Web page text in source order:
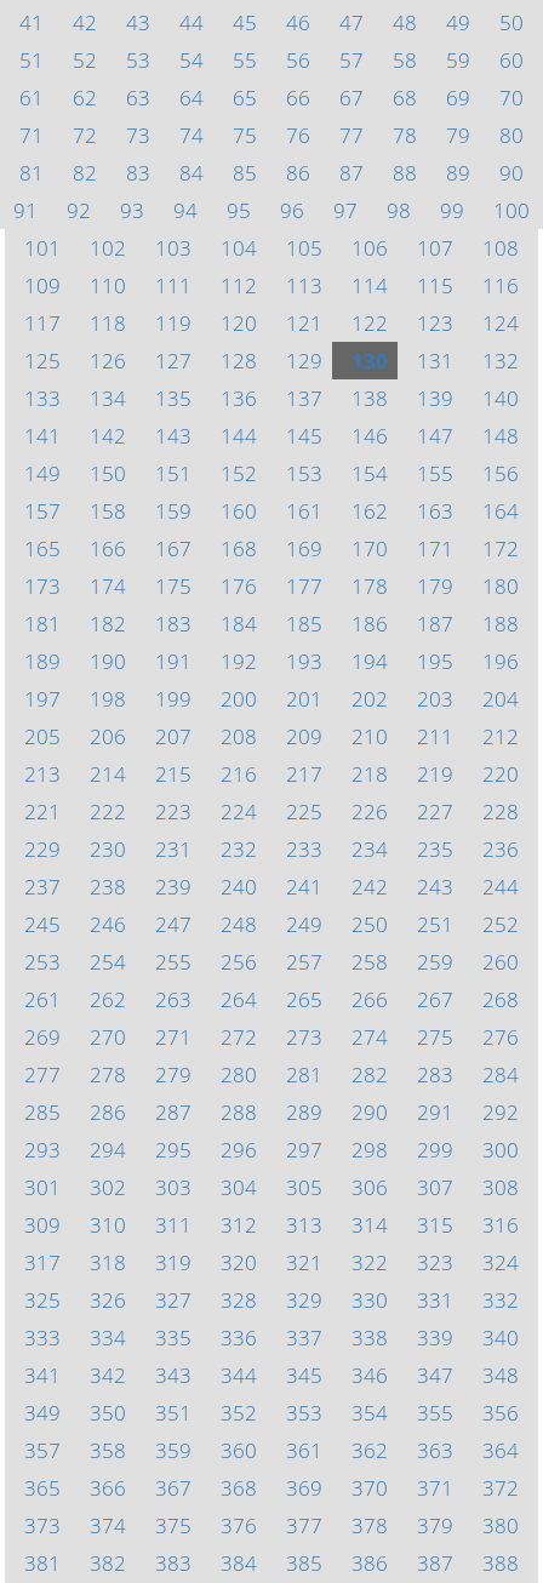
41
42 43 44 45 46 47 48 49
50
51
52 53 54 55 56 57 58 59
60
61
62 63 64 65 66 67 68 69
70
71
72 73 74 75 76 77 78 79
80
81
82 83 84 85 86 87 88 89
90
91
92 93 94 95 96 97 98 99
100
101
102 103 104 105 106 107
108
109
110 111 112 113 114 115
116
117
118 119 120 121 122 123
124
125
126 127 128 129 130 131
132
133
134 135 136 137 138 139
140
141
142 143 144 145 146 147
148
149
150 151 152 153 154 155
156
157
158 159 160 161 162 163
164
165
166 167 168 169 170 171
172
173
174 175 176 177 178 179
180
181
182 183 184 185 186 187
188
189
190 191 192 193 194 195
196
197
198 199 200 201 202 203
204
205
206 207 208 209 210 211
212
213
214 215 216 217 218 219
220
221
222 223 224 225 226 227
228
229
230 231 232 233 234 235
236
237
238 239 240 241 242 243
244
245
246 247 248 249 250 251
252
253
254 255 256 257 258 259
260
261
262 263 264 265 266 267
268
269
270 271 272 273 274 275
276
277
278 279 280 281 282 283
284
285
286 287 288 289 290 291
292
293
294 295 296 297 298 299
300
301
302 303 304 305 306 307
308
309
310 311 312 313 314 315
316
317
318 319 320 321 322 323
324
325
326 327 328 329 330 331
332
333
334 335 336 337 338 339
340
341
342 343 344 345 346 347
348
349
350 351 352 353 354 355
356
357
358 359 360 361 362 363
364
365
366 367 368 369 370 371
372
373
374 375 376 377 378 379
380
381
382 383 384 385 386 387 388